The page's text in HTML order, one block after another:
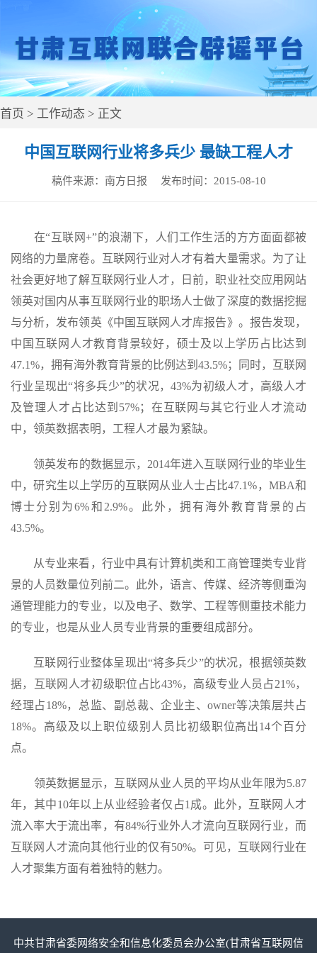
首页 > 工作动态 > 正文
中国互联网行业将多兵少 最缺工程人才
稿件来源： 南方日报 发布时间： 2015-08-10
在“互联网+”的浪潮下，人们工作生活的方方面面都被
网络的力量席卷。互联网行业对人才有着大量需求。为了让
社会更好地了解互联网行业人才，日前，职业社交应用网站
领英对国内从事互联网行业的职场人士做了深度的数据挖掘
与分析，发布领英《中国互联网人才库报告》。报告发现，
中国互联网人才教育背景较好，硕士及以上学历占比达到
47.1%，拥有海外教育背景的比例达到43.5%；同时，互联网
行业呈现出“将多兵少”的状况，43%为初级人才，高级人才
及管理人才占比达到57%；在互联网与其它行业人才流动
中，领英数据表明，工程人才最为紧缺。
领英发布的数据显示，2014年进入互联网行业的毕业生
中，研究生以上学历的互联网从业人士占比47.1%，MBA和
博士分别为6%和2.9%。此外，拥有海外教育背景的占
43.5%。
从专业来看，行业中具有计算机类和工商管理类专业背
景的人员数量位列前二。此外，语言、传媒、经济等侧重沟
通管理能力的专业，以及电子、数学、工程等侧重技术能力
的专业，也是从业人员专业背景的重要组成部分。
互联网行业整体呈现出“将多兵少”的状况，根据领英数
据，互联网人才初级职位占比43%，高级专业人员占21%，
经理占18%，总监、副总裁、企业主、owner等决策层共占
18%。高级及以上职位级别人员比初级职位高出14个百分
点。
领英数据显示，互联网从业人员的平均从业年限为5.87
年，其中10年以上从业经验者仅占1成。此外，互联网人才
流入率大于流出率，有84%行业外人才流向互联网行业，而
互联网人才流向其他行业的仅有50%。可见，互联网行业在
人才聚集方面有着独特的魅力。
中共甘肃省委网络安全和信息化委员会办公室(甘肃省互联网信